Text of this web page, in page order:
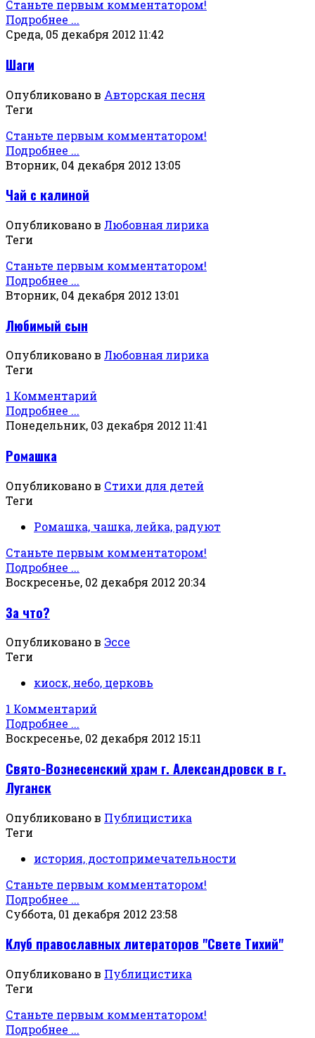
Станьте первым комментатором!
Подробнее ...
Среда, 05 декабря 2012 11:42
Шаги
Опубликовано в Авторская песня
Теги
Станьте первым комментатором!
Подробнее ...
Вторник, 04 декабря 2012 13:05
Чай с калиной
Опубликовано в Любовная лирика
Теги
Станьте первым комментатором!
Подробнее ...
Вторник, 04 декабря 2012 13:01
Любимый сын
Опубликовано в Любовная лирика
Теги
1 Комментарий
Подробнее ...
Понедельник, 03 декабря 2012 11:41
Ромашка
Опубликовано в Стихи для детей
Теги
Ромашка, чашка, лейка, радуют
Станьте первым комментатором!
Подробнее ...
Воскресенье, 02 декабря 2012 20:34
За что?
Опубликовано в Эссе
Теги
киоск, небо, церковь
1 Комментарий
Подробнее ...
Воскресенье, 02 декабря 2012 15:11
Свято-Вознесенский храм г. Александровск в г.
Луганск
Опубликовано в Публицистика
Теги
история, достопримечательности
Станьте первым комментатором!
Подробнее ...
Суббота, 01 декабря 2012 23:58
Клуб православных литераторов "Свете Тихий"
Опубликовано в Публицистика
Теги
Станьте первым комментатором!
Подробнее ...